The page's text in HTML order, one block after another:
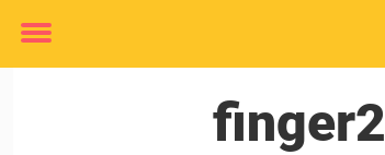
Toggle
finger2